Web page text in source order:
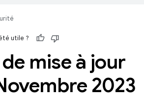
utile ?
mise à jour
2023